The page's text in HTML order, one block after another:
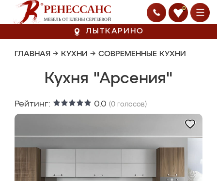
0
ЛЫТКАРИНО
ГЛАВНАЯ → КУХНИ → СОВРЕМЕННЫЕ КУХНИ
Кухня "Арсения"
Рейтинг: 0.0 (0 голосов)